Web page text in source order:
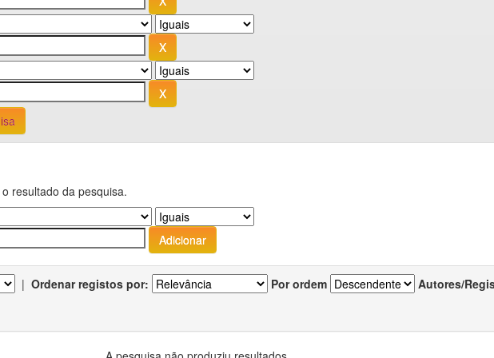
resultado da pesquisa.
| Ordenar registos por: Por ordem Autores/